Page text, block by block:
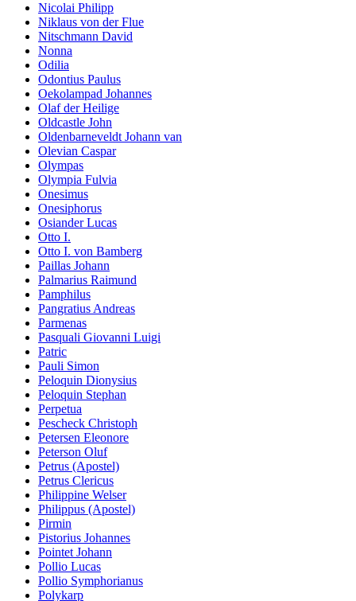
Nicolai Philipp
Niklaus von der Flue
Nitschmann David
Nonna
Odilia
Odontius Paulus
Oekolampad Johannes
Olaf der Heilige
Oldcastle John
Oldenbarneveldt Johann van
Olevian Caspar
Olympas
Olympia Fulvia
Onesimus
Onesiphorus
Osiander Lucas
Otto I.
Otto I. von Bamberg
Paillas Johann
Palmarius Raimund
Pamphilus
Pangratius Andreas
Parmenas
Pasquali Giovanni Luigi
Patric
Pauli Simon
Peloquin Dionysius
Peloquin Stephan
Perpetua
Pescheck Christoph
Petersen Eleonore
Peterson Oluf
Petrus (Apostel)
Petrus Clericus
Philippine Welser
Philippus (Apostel)
Pirmin
Pistorius Johannes
Pointet Johann
Pollio Lucas
Pollio Symphorianus
Polykarp